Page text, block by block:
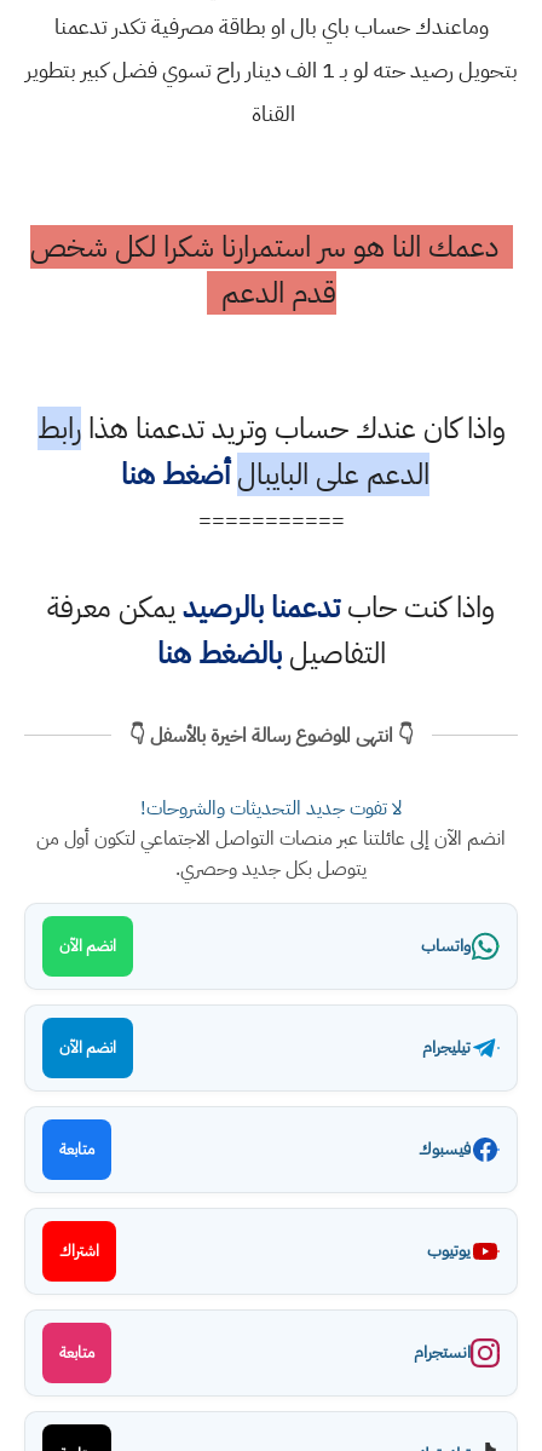
وماعندك حساب باي بال او بطاقة مصرفية تكدر تدعمنا
بتحويل رصيد حته لو بـ 1 الف دينار راح تسوي فضل كبير بتطوير
القناة
دعمك النا هو سر استمرارنا شكرا لكل شخص
قدم الدعم
واذا كان عندك حساب وتريد تدعمنا هذارابط
الدعم على البايبال أضغط هنا
===========
واذا كنت حابتدعمنا بالرصيديمكن معرفة
التفاصيلبالضغط هنا
👇 انتهى الموضوع رسالة اخيرة بالأسفل 👇
لا تفوت جديد التحديثات والشروحات!
انضم الآن إلى عائلتنا عبر منصات التواصل الاجتماعي لتكون أول من
يتوصل بكل جديد وحصري.
واتساب انضم الآن
تيليجرام انضم الآن
فيسبوك متابعة
يوتيوب اشتراك
انستجرام متابعة